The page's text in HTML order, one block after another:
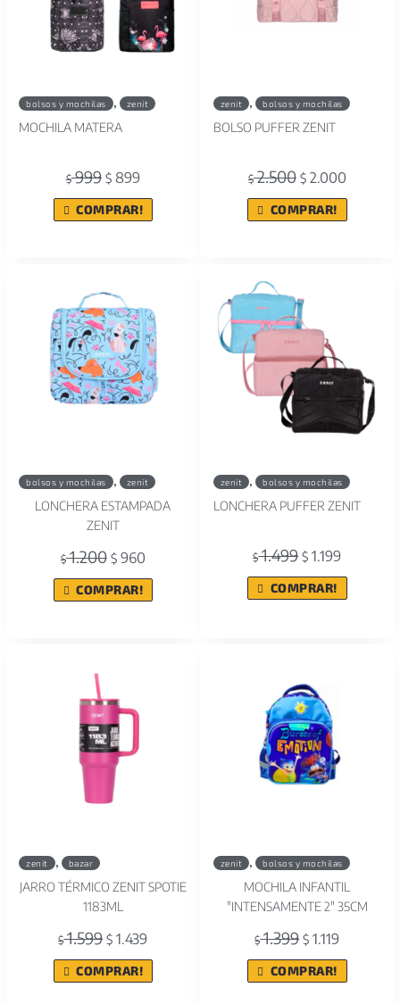
bolsos y mochilas , zenit
MOCHILA MATERA
$999 $899
COMPRAR!
zenit , bolsos y mochilas
BOLSO PUFFER ZENIT
$2.500 $2.000
COMPRAR!
bolsos y mochilas , zenit
LONCHERA ESTAMPADA
ZENIT
$1.200 $960
COMPRAR!
zenit , bolsos y mochilas
LONCHERA PUFFER ZENIT
$1.499 $ 1.199
COMPRAR!
zenit , bazar
JARRO TÉRMICO ZENIT SPOTIE
1183ML
$1.599 $ 1.439
COMPRAR!
zenit , bolsos y mochilas
MOCHILA INFANTIL
"INTENSAMENTE 2" 35CM
$1.399 $ 1.119
COMPRAR!